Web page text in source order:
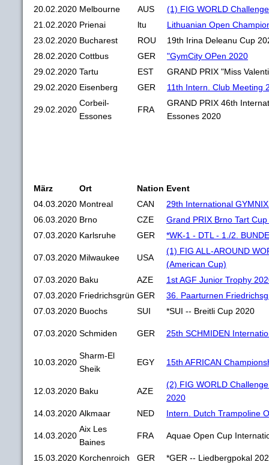
20.02.2020 Melbourne AUS
(1) FIG WORLD
21.02.2020 Prienai ltu
Lithuanian Open
23.02.2020 Bucharest ROU
19th Irina Deleanu Cup
28.02.2020 Cottbus GER
"GymCity OPen 2020
29.02.2020 Tartu EST
GRAND PRIX "Miss
29.02.2020 Eisenberg GER 11th Intern. Club Meeting
29.02.2020
Corbeil-
Essones
FRA
GRAND PRIX 46th
Essones 2020
März Ort Nation Event
04.03.2020 Montreal CAN
29th International
06.03.2020 Brno CZE
Grand PRIX Brno Tart
07.03.2020 Karlsruhe GER *WK-1 - DTL - 1./2.
07.03.2020 Milwaukee USA
(1) FIG ALL-AROUND
(American Cup)
07.03.2020 Baku AZE
1st AGF Junior Trophy
07.03.2020 Friedrichsgrün GER
36. Paarturnen
07.03.2020 Buochs SUI *SUI -- Breitli Cup 2020
07.03.2020 Schmiden GER 25th SCHMIDEN
10.03.2020
Sharm-El
Sheik
EGY 15th AFRICAN
12.03.2020 Baku AZE
(2) FIG WORLD
2020
14.03.2020 Alkmaar NED Intern. Dutch Trampoline
14.03.2020
Aix Les
Baines
FRA Aquae Open Cup
15.03.2020 Korchenroich GER
*GER -- Liedbergpokal